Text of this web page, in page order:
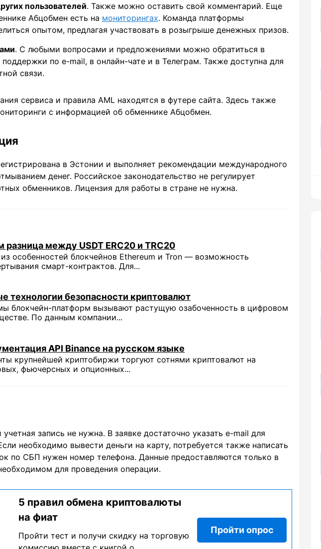
пользователей. Также можно оставить свой комментарий. Еще
Абцобмен есть на мониторингах. Команда платформы
опытом, предлагая участвовать в розыгрыше денежных призов.
. С любыми вопросами и предложениями можно обратиться в
по e-mail, в онлайн-чате и в Телеграм. Также доступна для
связи.
сервиса и правила AML находятся в футере сайта. Здесь также
с информацией об обменнике Абцобмен.
в Эстонии и выполняет рекомендации международного
денег. Российское законодательство не регулирует
обменников. Лицензия для работы в стране не нужна.
разница между USDT ERC20 и TRC20
особенностей блокчейнов Ethereum и Tron — возможность
смарт-контрактов. Для...
технологии безопасности криптовалют
блокчейн-платформ вызывают растущую озабоченность в цифровом
По данным компании...
API Binance на русском языке
крупнейшей криптобиржи торгуют сотнями криптовалют на
фьючерсных и опционных...
запись не нужна. В заявке достаточно указать e-mail для
необходимо вывести деньги на карту, потребуется также написать
по СБП нужен номер телефона. Данные предоставляются только в
для проведения операции.
5 правил обмена криптовалюты
на фиат
Пройти тест и получи скидку на торговую
Пройти опрос